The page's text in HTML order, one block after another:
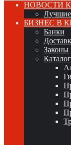
НОВОСТИ
Лучшие
БИЗНЕС В
Банки
Законы